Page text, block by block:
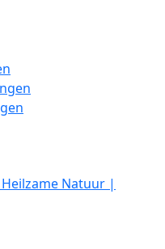
Heilzame Natuur |